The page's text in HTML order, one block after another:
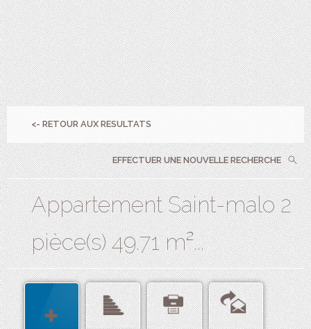
<- RETOUR AUX RESULTATS
EFFECTUER UNE NOUVELLE RECHERCHE
Appartement Saint-malo 2
pièce(s) 49.71 m²...